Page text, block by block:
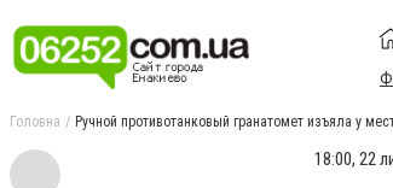
Головна Ручной противотанковый гранатомет изъяла у
18:00, 22